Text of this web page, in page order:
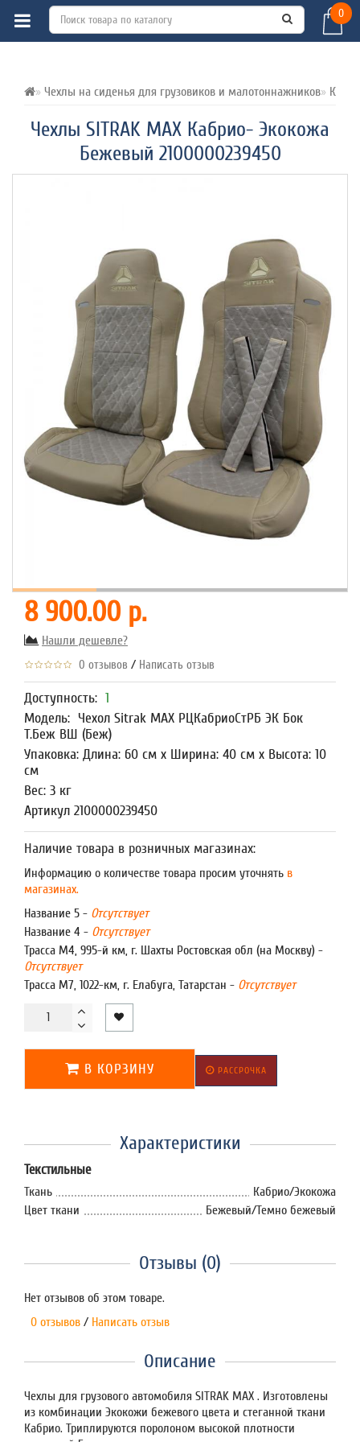
0
Чехлы на сиденья для грузовиков и малотоннажников
Чехлы SITRAK MAX Кабрио- Экокожа
Бежевый 2100000239450
ВСЕ О ТОВАРЕ ХАРАКТЕРИСТИКИ
8 900.00 р.
Нашли дешевле?
0 отзывов / Написать отзыв
Доступность: 1
Модель: Чехол Sitrak MAX РЦКабриоСтРБ ЭК Бок
Т.Беж ВШ (Беж)
Упаковка: Длина: 60 см x Ширина: 40 см x Высота: 10
см
Вес: 3 кг
Артикул 2100000239450
Наличие товара в розничных магазинах:
Информацию о количестве товара просим уточнять в
магазинах.
Название 5 - Отсутствует
Название 4 - Отсутствует
Трасса М4, 995-й км, г. Шахты Ростовская обл (на Москву) -
Отсутствует
Трасса М7, 1022-км, г. Елабуга, Татарстан - Отсутствует
В КОРЗИНУ РАССРОЧКА
Характеристики
Текстильные
Ткань
Кабрио/Экокожа
Цвет ткани
Бежевый/Темно бежевый
Отзывы (0)
Нет отзывов об этом товаре.
0 отзывов / Написать отзыв
Описание
Чехлы для грузового автомобиля SITRAK MAX . Изготовлены
из комбинации Экокожи бежевого цвета и стеганной ткани
Кабрио. Триплируются поролоном высокой плотности